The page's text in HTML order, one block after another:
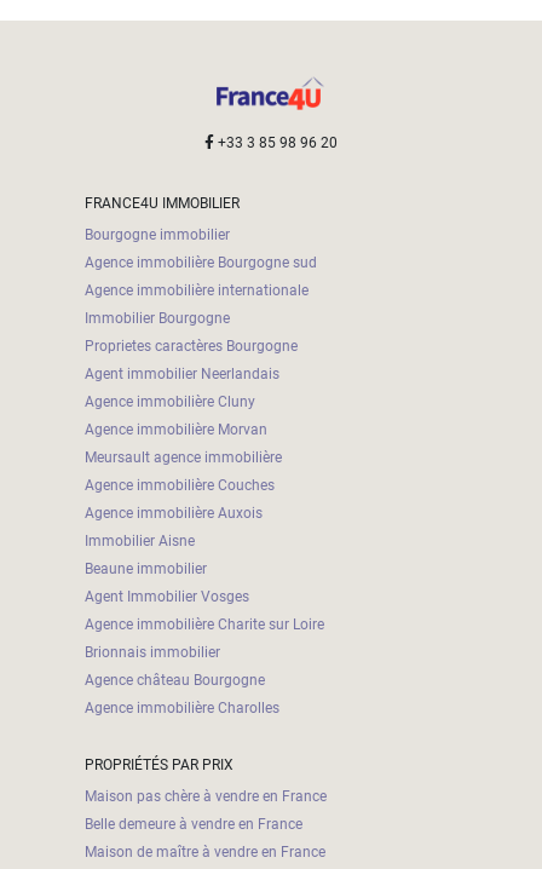
+33 3 85 98 96 20
FRANCE4U IMMOBILIER
Bourgogne immobilier
Agence immobilière Bourgogne sud
Agence immobilière internationale
Immobilier Bourgogne
Proprietes caractères Bourgogne
Agent immobilier Neerlandais
Agence immobilière Cluny
Agence immobilière Morvan
Meursault agence immobilière
Agence immobilière Couches
Agence immobilière Auxois
Immobilier Aisne
Beaune immobilier
Agent Immobilier Vosges
Agence immobilière Charite sur Loire
Brionnais immobilier
Agence château Bourgogne
Agence immobilière Charolles
PROPRIÉTÉS PAR PRIX
Maison pas chère à vendre en France
Belle demeure à vendre en France
Maison de maître à vendre en France